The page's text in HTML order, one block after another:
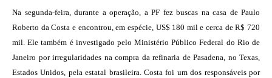
Na segunda-feira, durante a operação, a PF fez buscas na casa de Paulo
Roberto da Costa e encontrou, em espécie, US$ 180 mil e cerca de R$ 720
mil. Ele também é investigado pelo Ministério Público Federal do Rio de
Janeiro por irregularidades na compra da refinaria de Pasadena, no Texas,
Estados Unidos, pela estatal brasileira. Costa foi um dos responsáveis por